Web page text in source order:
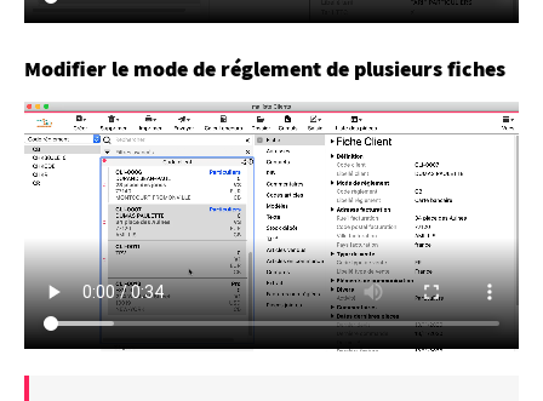
Modifier le mode de réglement de plusieurs fiches